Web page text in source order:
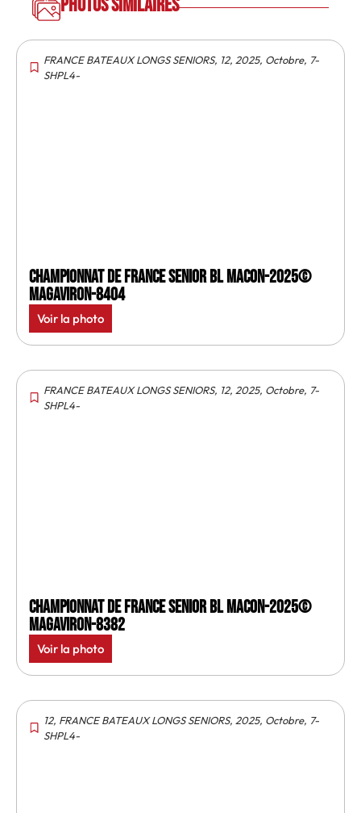
Photos similaires
FRANCE BATEAUX LONGS SENIORS, 12, 2025, Octobre, 7-
SHPL4-
Championnat de France senior BL Macon-2025©
MagAviron-8404
Voir la photo
FRANCE BATEAUX LONGS SENIORS, 12, 2025, Octobre, 7-
SHPL4-
Championnat de France senior BL Macon-2025©
MagAviron-8382
Voir la photo
12, FRANCE BATEAUX LONGS SENIORS, 2025, Octobre, 7-
SHPL4-